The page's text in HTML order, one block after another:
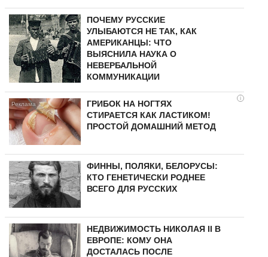
ПОЧЕМУ РУССКИЕ
УЛЫБАЮТСЯ НЕ ТАК, КАК
АМЕРИКАНЦЫ: ЧТО
ВЫЯСНИЛА НАУКА О
НЕВЕРБАЛЬНОЙ
КОММУНИКАЦИИ
i
ГРИБОК НА НОГТЯХ
СТИРАЕТСЯ КАК ЛАСТИКОМ!
ПРОСТОЙ ДОМАШНИЙ МЕТОД
ФИННЫ, ПОЛЯКИ, БЕЛОРУСЫ:
КТО ГЕНЕТИЧЕСКИ РОДНЕЕ
ВСЕГО ДЛЯ РУССКИХ
НЕДВИЖИМОСТЬ НИКОЛАЯ II В
ЕВРОПЕ: КОМУ ОНА
ДОСТАЛАСЬ ПОСЛЕ